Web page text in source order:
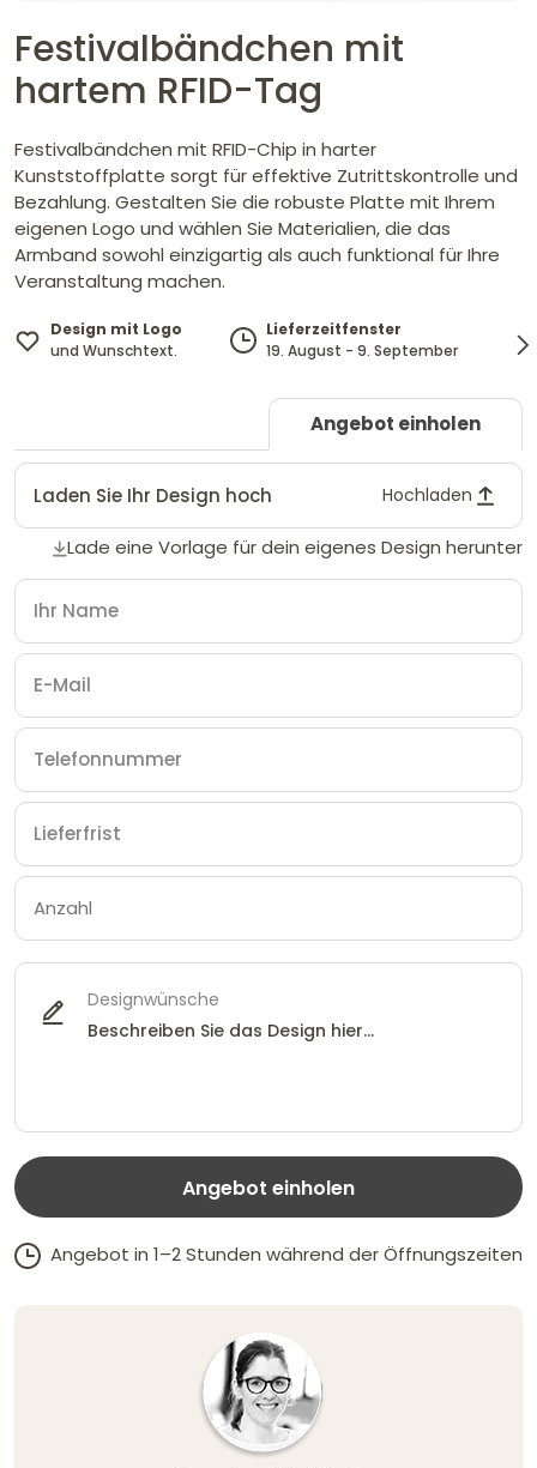
Festivalbändchen mit
hartem RFID-Tag
Festivalbändchen mit RFID-Chip in harter
Kunststoffplatte sorgt für effektive Zutrittskontrolle und
Bezahlung. Gestalten Sie die robuste Platte mit Ihrem
eigenen Logo und wählen Sie Materialien, die das
Armband sowohl einzigartig als auch funktional für Ihre
Veranstaltung machen.
Design mit Logo
und Wunschtext.
Lieferzeitfenster
19. August - 9. September
Angebot einholen
Laden Sie Ihr Design hoch Hochladen
Lade eine Vorlage für dein eigenes Design herunter
Designwünsche
Angebot einholen
Angebot in 1–2 Stunden während der Öffnungszeiten